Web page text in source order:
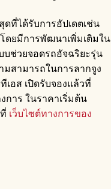
ที่ได้รับการอัปเดตเช่น
ดยมีการพัฒนาเพิ่มเติมใน
ช่วยจอดรถอัจฉริยะรุ่น
สามารถในการลากจูง
เอส เปิดรับจองแล้วที่
การ ในราคาเริ่มต้น
เว็บไซต์ทางการของ